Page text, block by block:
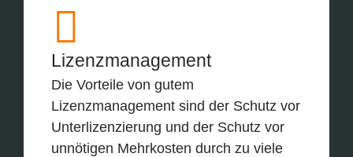
Lizenzmanagement
Die Vorteile von gutem
Lizenzmanagement sind der Schutz vor
Unterlizenzierung und der Schutz vor
unnötigen Mehrkosten durch zu viele